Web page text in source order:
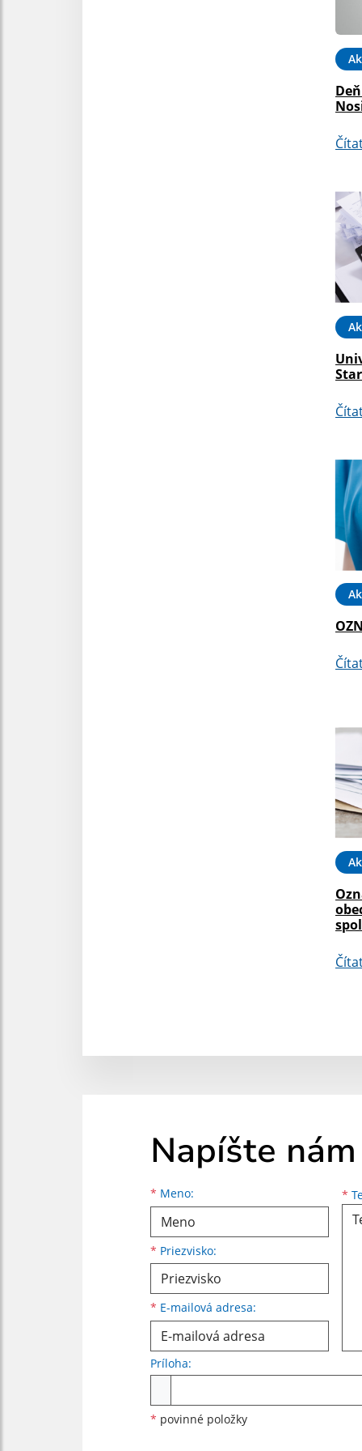
Napíšte nám
* Meno:
Meno
* Priezvisko:
Priezvisko
* E-mailová adresa:
E-mailová adresa *
Príloha:
* povinné položky